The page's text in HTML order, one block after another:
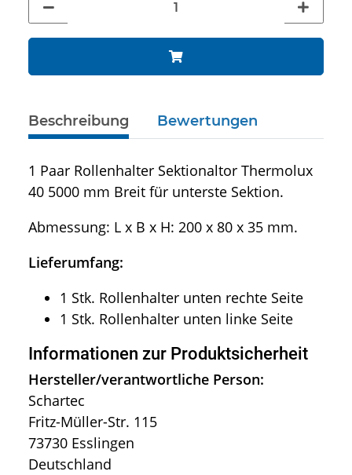
Beschreibung Bewertungen
1 Paar Rollenhalter Sektionaltor Thermolux
40 5000 mm Breit für unterste Sektion.
Abmessung: L x B x H: 200 x 80 x 35 mm.
Lieferumfang:
1 Stk. Rollenhalter unten rechte Seite
1 Stk. Rollenhalter unten linke Seite
Informationen zur Produktsicherheit
Hersteller/verantwortliche Person:
Schartec
Fritz-Müller-Str. 115
73730 Esslingen
Deutschland